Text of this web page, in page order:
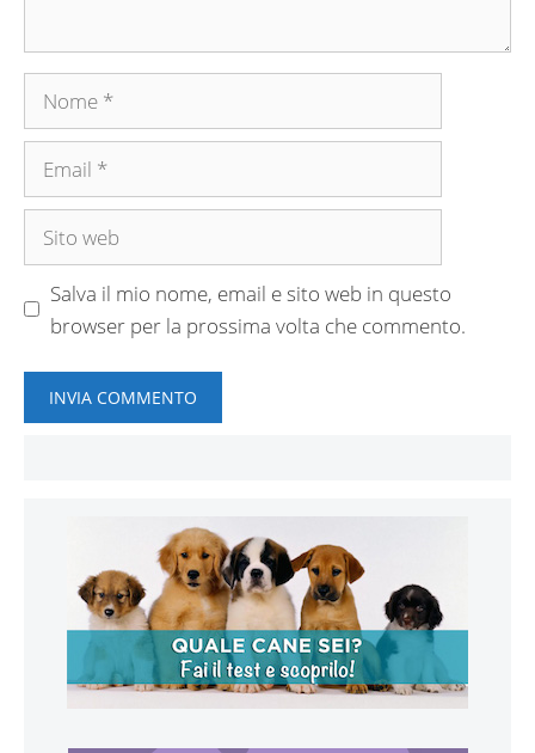
Nome
Email
Sito
Salva il mio nome, email e sito web in questo
browser per la prossima volta che commento.